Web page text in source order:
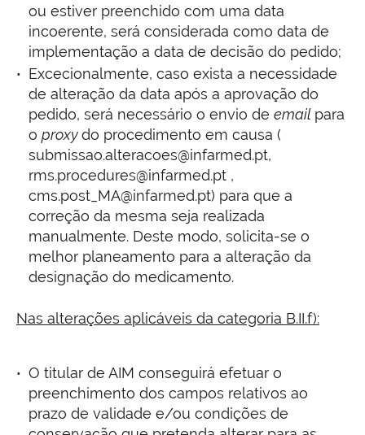
ou estiver preenchido com uma data
incoerente, será considerada como data de
implementação a data de decisão do pedido;
Excecionalmente, caso exista a necessidade
de alteração da data após a aprovação do
pedido, será necessário o envio de email para
o proxydo procedimento em causa (
submissao.alteracoes@infarmed.pt,
rms.procedures@infarmed.pt ,
cms.post_MA@infarmed.pt) para que a
correção da mesma seja realizada
manualmente. Deste modo, solicita-se o
melhor planeamento para a alteração da
designação do medicamento.
Nas alterações aplicáveis da categoria B.II.f):
O titular de AIM conseguirá efetuar o
preenchimento dos campos relativos ao
prazo de validade e/ou condições de